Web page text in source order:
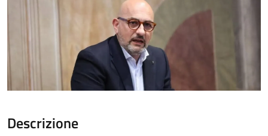
Descrizione